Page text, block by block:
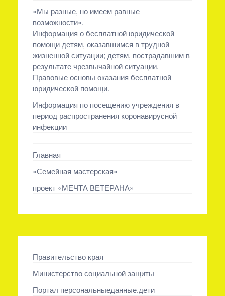
«Мы разные, но имеем равные
возможности».
Информация о бесплатной юридической
помощи детям, оказавшимся в трудной
жизненной ситуации; детям, пострадавшим в
результате чрезвычайной ситуации.
Правовые основы оказания бесплатной
юридической помощи.
Информация по посещению учреждения в
период распространения коронавирусной
инфекции
Главная
«Семейная мастерская»
проект «МЕЧТА ВЕТЕРАНА»
Правительство края
Министерство социальной защиты
Портал персональныеданные.дети